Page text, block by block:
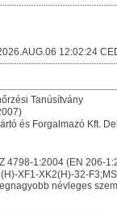
12:02:24
Tanúsítvány
és Forgalmazó Kft.
4798-1:2004 (EN 206-
XF1-XK2(H)-32-
névleges